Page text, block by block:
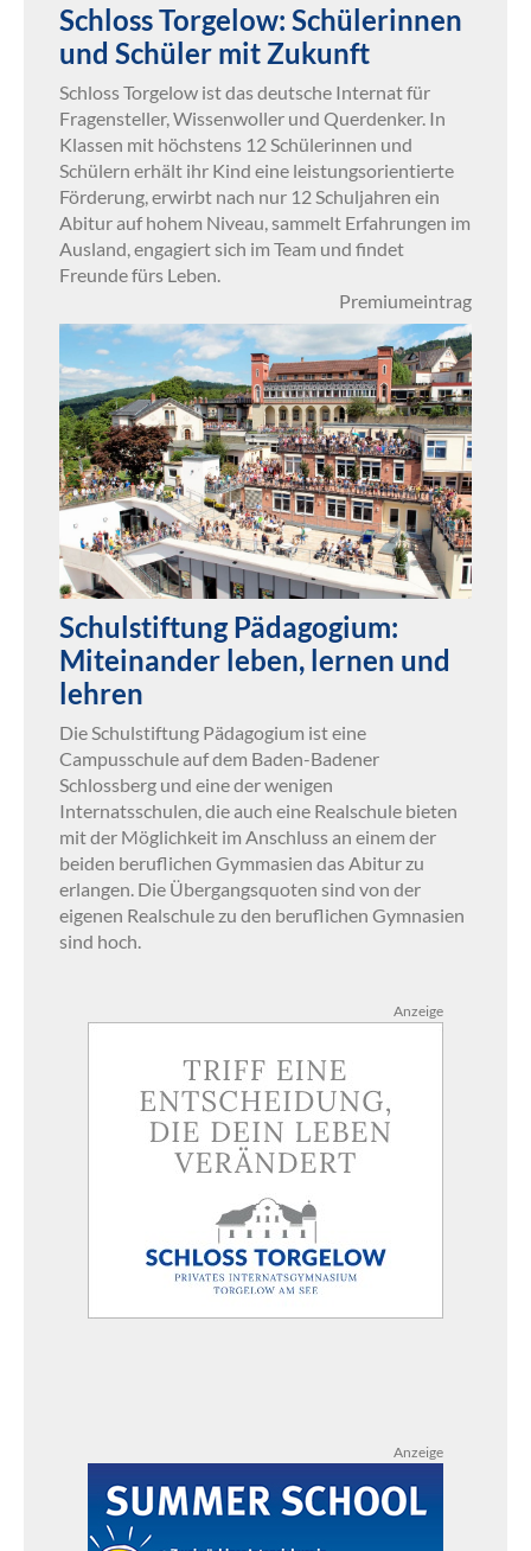
Schloss Torgelow: Schülerinnen
und Schüler mit Zukunft
Schloss Torgelow ist das deutsche Internat für
Fragensteller, Wissenwoller und Querdenker. In
Klassen mit höchstens 12 Schülerinnen und
Schülern erhält ihr Kind eine leistungsorientierte
Förderung, erwirbt nach nur 12 Schuljahren ein
Abitur auf hohem Niveau, sammelt Erfahrungen im
Ausland, engagiert sich im Team und findet
Freunde fürs Leben.
Premiumeintrag
Schulstiftung Pädagogium:
Miteinander leben, lernen und
lehren
Die Schulstiftung Pädagogium ist eine
Campusschule auf dem Baden-Badener
Schlossberg und eine der wenigen
Internatsschulen, die auch eine Realschule bieten
mit der Möglichkeit im Anschluss an einem der
beiden beruflichen Gymmasien das Abitur zu
erlangen. Die Übergangsquoten sind von der
eigenen Realschule zu den beruflichen Gymnasien
sind hoch.
Anzeige
Anzeige